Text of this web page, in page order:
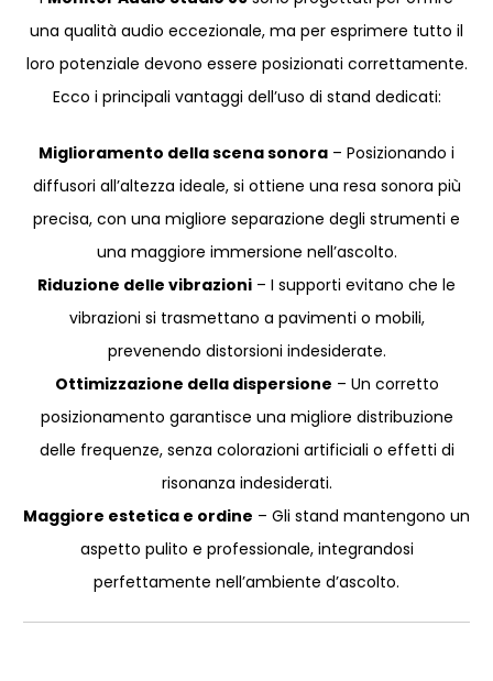
una qualità audio eccezionale, ma per esprimere tutto il
loro potenziale devono essere posizionati correttamente.
Ecco i principali vantaggi dell’uso di stand dedicati:
Miglioramento della scena sonora – Posizionando i
diffusori all’altezza ideale, si ottiene una resa sonora più
precisa, con una migliore separazione degli strumenti e
una maggiore immersione nell’ascolto.
Riduzione delle vibrazioni – I supporti evitano che le
vibrazioni si trasmettano a pavimenti o mobili,
prevenendo distorsioni indesiderate.
Ottimizzazione della dispersione – Un corretto
posizionamento garantisce una migliore distribuzione
delle frequenze, senza colorazioni artificiali o effetti di
risonanza indesiderati.
Maggiore estetica e ordine – Gli stand mantengono un
aspetto pulito e professionale, integrandosi
perfettamente nell’ambiente d’ascolto.